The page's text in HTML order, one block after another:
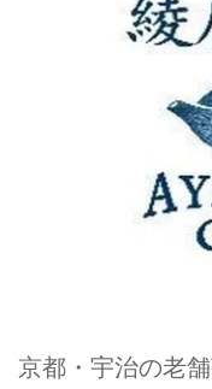
京都・宇治の老